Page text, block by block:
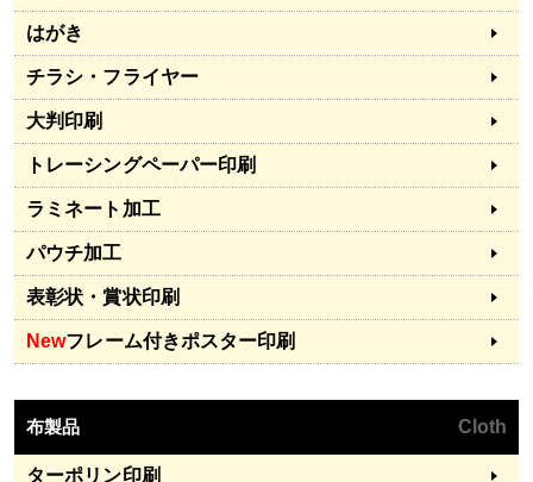
はがき
チラシ・フライヤー
大判印刷
トレーシングペーパー印刷
ラミネート加工
パウチ加工
表彰状・賞状印刷
Newフレーム付きポスター印刷
布製品 Cloth
ターポリン印刷